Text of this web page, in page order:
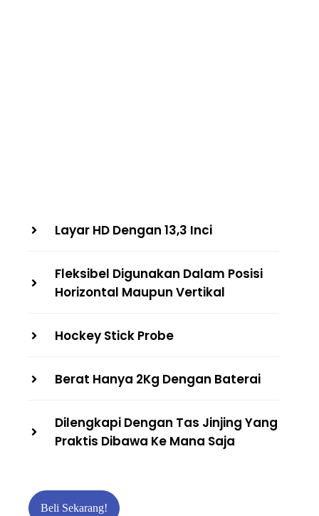
Layar HD Dengan 13,3 Inci
Fleksibel Digunakan Dalam Posisi
Horizontal Maupun Vertikal
Hockey Stick Probe
Berat Hanya 2Kg Dengan Baterai
Dilengkapi Dengan Tas Jinjing Yang
Praktis Dibawa Ke Mana Saja
Beli Sekarang!